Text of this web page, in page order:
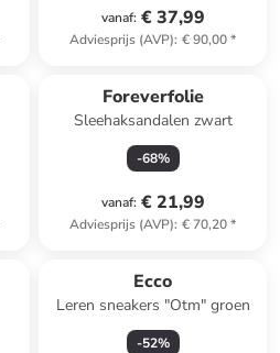
vanaf: € 37,99
Adviesprijs (AVP): € 90,00*
Foreverfolie
Sleehaksandalen zwart
-68%
vanaf: € 21,99
Adviesprijs (AVP): € 70,20*
Ecco
Leren sneakers "Otm" groen
-52%